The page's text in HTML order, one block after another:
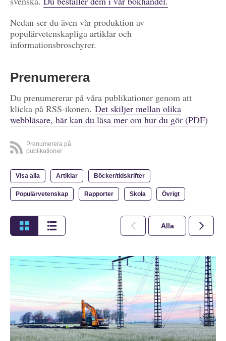
Nedan ser du även vår produktion av
populärvetenskapliga artiklar och
informationsbroschyrer.
Prenumerera
Du prenumererar på våra publikationer genom att
klicka på RSS-ikonen. Det skiljer mellan olika
webbläsare, här kan du läsa mer om hur du gör (PDF)
Prenumerera på
publikationer
Visa alla Artiklar Böcker/tidskrifter
Populärvetenskap Rapporter Skola Övrigt
Alla 2026